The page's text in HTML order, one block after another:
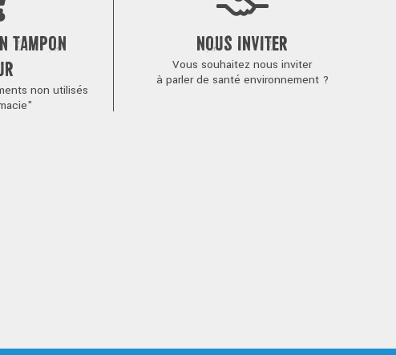
TAMPON
non utilisés
NOUS INVITER
Vous souhaitez nous inviter
à parler de santé environnement ?